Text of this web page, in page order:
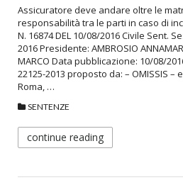
Assicuratore deve andare oltre le
responsabilità tra le parti in caso di
N. 16874 DEL 10/08/2016 Civile Sent.
2016 Presidente: AMBROSIO
MARCO Data pubblicazione: 10/08/
22125-2013 proposto da: – OMISSIS
Roma, …
SENTENZE
continue reading